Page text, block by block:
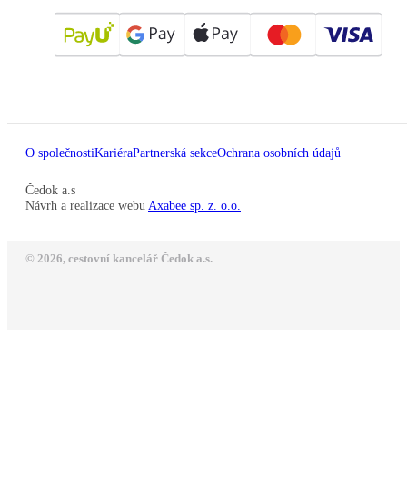
O společnostiKariéraPartnerská sekceOchrana osobních údajů
Čedok a.s
Návrh a realizace webu Axabee sp. z. o.o.
© 2026, cestovní kancelář Čedok a.s.